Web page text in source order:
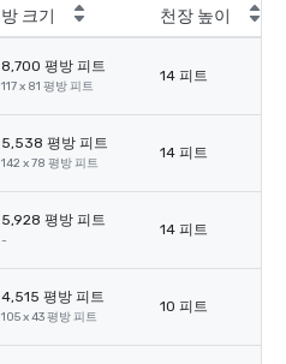
방 크기 천장 높이
8,700 평방 피트
117 x 81 평방 피트
14 피트
5,538 평방 피트
142 x 78 평방 피트
14 피트
5,928 평방 피트
-
14 피트
4,515 평방 피트
105 x 43 평방 피트
10 피트